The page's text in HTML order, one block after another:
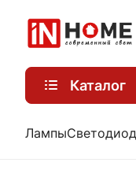
Каталог
Лампы